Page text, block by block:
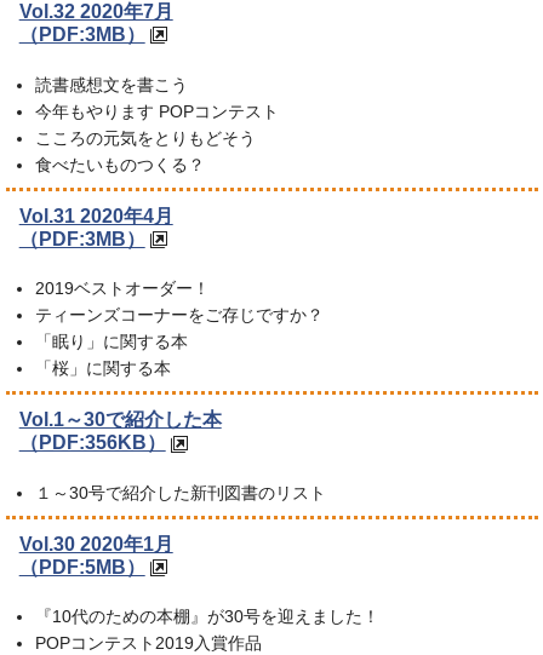
Vol.32 2020年7月
（PDF:3MB）
読書感想文を書こう
今年もやります POPコンテスト
こころの元気をとりもどそう
食べたいものつくる？
Vol.31 2020年4月
（PDF:3MB）
2019ベストオーダー！
ティーンズコーナーをご存じですか？
「眠り」に関する本
「桜」に関する本
Vol.1～30で紹介した本
（PDF:356KB）
１～30号で紹介した新刊図書のリスト
Vol.30 2020年1月
（PDF:5MB）
『10代のための本棚』が30号を迎えました！
POPコンテスト2019入賞作品